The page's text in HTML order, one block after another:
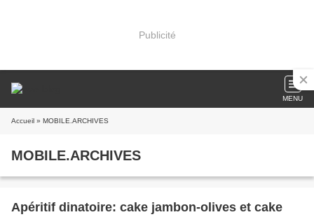
Publicité
MENU
Accueil » MOBILE.ARCHIVES
MOBILE.ARCHIVES
Apéritif dinatoire: cake jambon-olives et cake